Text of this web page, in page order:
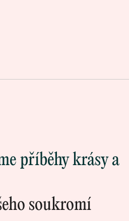
soukromí
příběhy krásy a